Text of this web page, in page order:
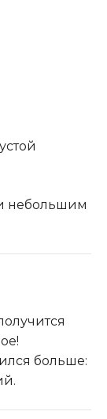
небольшим
больше: